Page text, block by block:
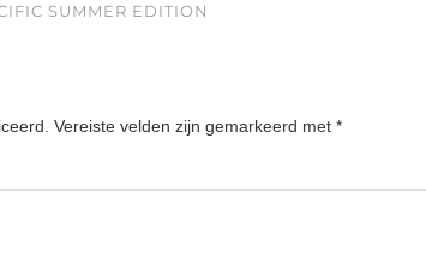
SUMMER EDITION
Vereiste velden zijn gemarkeerd met *